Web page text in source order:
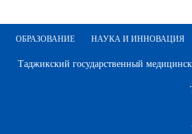
ОБРАЗОВАНИЕ НАУКА И ИННОВАЦИЯ
Таджикский государственный